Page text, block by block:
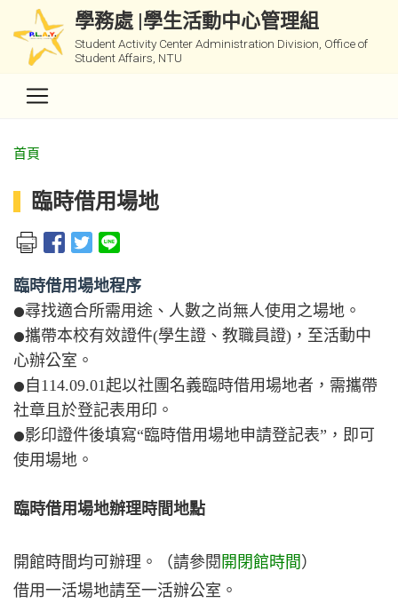
學務處 |學生活動中心管理組
Student Activity Center Administration Division, Office of
Student Affairs, NTU
首頁
臨時借用場地
臨時借用場地程序
⚫尋找適合所需用途、人數之尚無人使用之場地。
⚫攜帶本校有效證件(學生證、教職員證)，至活動中
心辦公室。
⚫ 自114.09.01起以社團名義臨時借用場地者，需攜帶
社章且於登記表用印。
⚫影印證件後填寫“臨時借用場地申請登記表”，即可
使用場地。
臨時借用場地辦理時間地點
開館時間均可辦理。（請參閱 開閉館時間 ）
借用一活場地請至一活辦公室。